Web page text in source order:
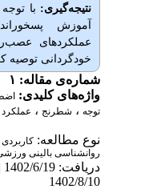
نتیجه‌گیری: با
آموزش
عملکردهای
خودگردانی توصیه
شماره‌ی مقاله: ۱
واژه‌های کلیدی:
توجه، شطرنج ، عملکرد
نوع مطالعه: كاربردی
روانشناسی بالینی
1402/8/10